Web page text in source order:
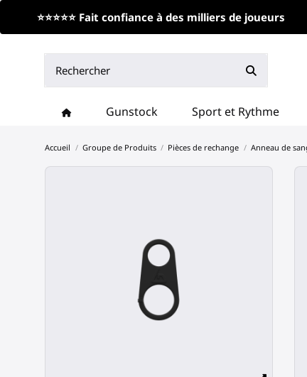
⭐⭐⭐⭐⭐ Fait confiance à des milliers de joueurs
Gunstock Sport et Rythme
Accueil Groupe de Produits Pièces de rechange Anneau de